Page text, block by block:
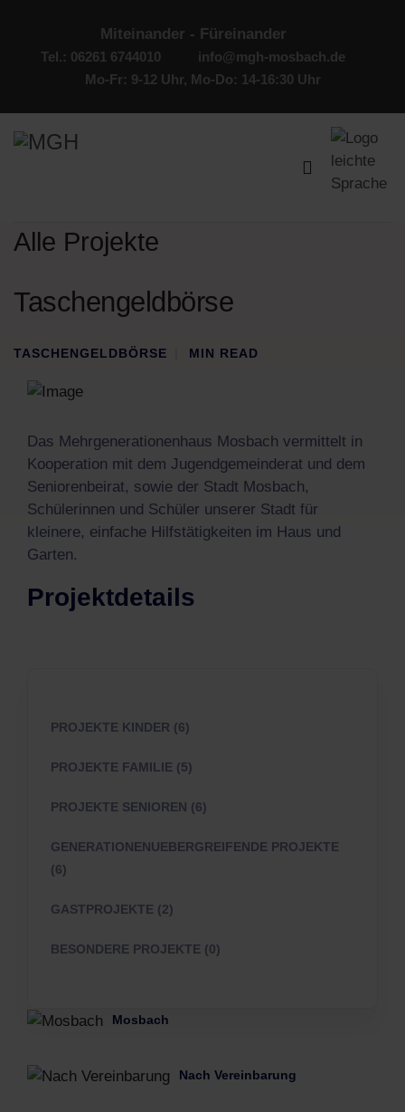
Miteinander - Füreinander
Tel.: 06261 6744010
info@mgh-mosbach.de
Mo-Fr: 9-12 Uhr, Mo-Do: 14-16:30 Uhr
Alle Projekte
Taschengeldbörse
TASCHENGELDBÖRSE MIN READ
Das Mehrgenerationenhaus Mosbach vermittelt in
Kooperation mit dem Jugendgemeinderat und dem
Seniorenbeirat, sowie der Stadt Mosbach,
Schülerinnen und Schüler unserer Stadt für
kleinere, einfache Hilfstätigkeiten im Haus und
Garten.
Projektdetails
PROJEKTE KINDER (6)
PROJEKTE FAMILIE (5)
PROJEKTE SENIOREN (6)
GENERATIONENUEBERGREIFENDE PROJEKTE
(6)
GASTPROJEKTE (2)
BESONDERE PROJEKTE (0)
Mosbach
Nach Vereinbarung